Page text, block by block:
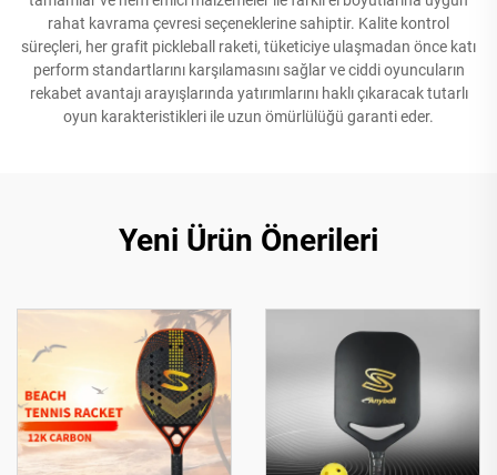
rahat kavrama çevresi seçeneklerine sahiptir. Kalite kontrol
süreçleri, her grafit pickleball raketi, tüketiciye ulaşmadan önce katı
perform standartlarını karşılamasını sağlar ve ciddi oyuncuların
rekabet avantajı arayışlarında yatırımlarını haklı çıkaracak tutarlı
oyun karakteristikleri ile uzun ömürlülüğü garanti eder.
Yeni Ürün Önerileri